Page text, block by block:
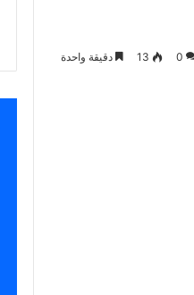
0
13 دقيقة واحدة